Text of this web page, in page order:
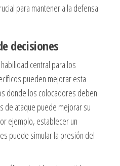
para mantener a la defensa
decisiones
central para los
pueden mejorar esta
donde los colocadores deben
de ataque puede mejorar su
ejemplo, establecer un
puede simular la presión del